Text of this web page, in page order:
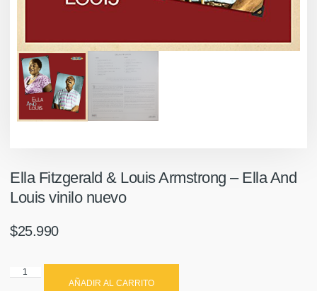
Ella Fitzgerald & Louis Armstrong ‎– Ella And
Louis vinilo nuevo
$25.990
AÑADIR AL CARRITO